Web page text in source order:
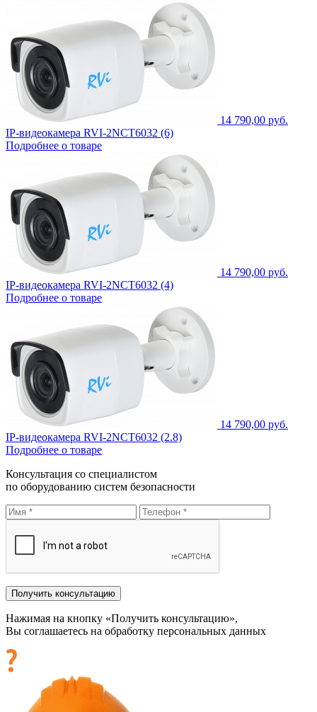
14 790,00 руб.
IP-видеокамера RVI-2NCT6032 (6)
Подробнее о товаре
14 790,00 руб.
IP-видеокамера RVI-2NCT6032 (4)
Подробнее о товаре
14 790,00 руб.
IP-видеокамера RVI-2NCT6032 (2.8)
Подробнее о товаре
Консультация со специалистом
по оборудованию систем безопасности
Нажимая на кнопку «Получить консультацию»,
Вы соглашаетесь на обработку персональных данных